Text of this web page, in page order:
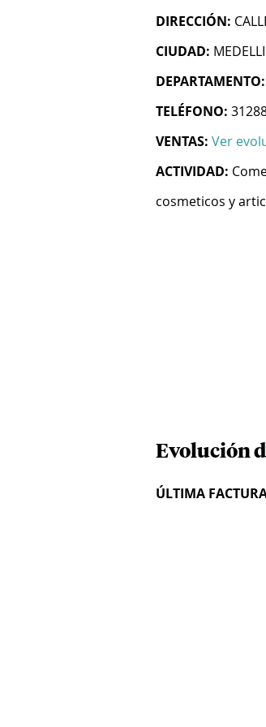
DIRECCIÓN:
CIUDAD:
DEPARTAMENTO:
TELÉFONO:
VENTAS: Ver
ACTIVIDAD:
cosmeticos y
Evolución
ÚLTIMA